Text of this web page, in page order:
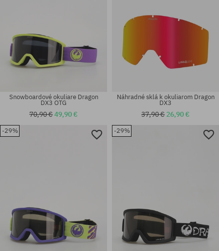
Snowboardové okuliare Dragon
DX3 OTG
70,90 €49,90 €
Náhradné sklá k okuliarom Dragon
DX3
37,90 € 26,90 €
-29% -29%